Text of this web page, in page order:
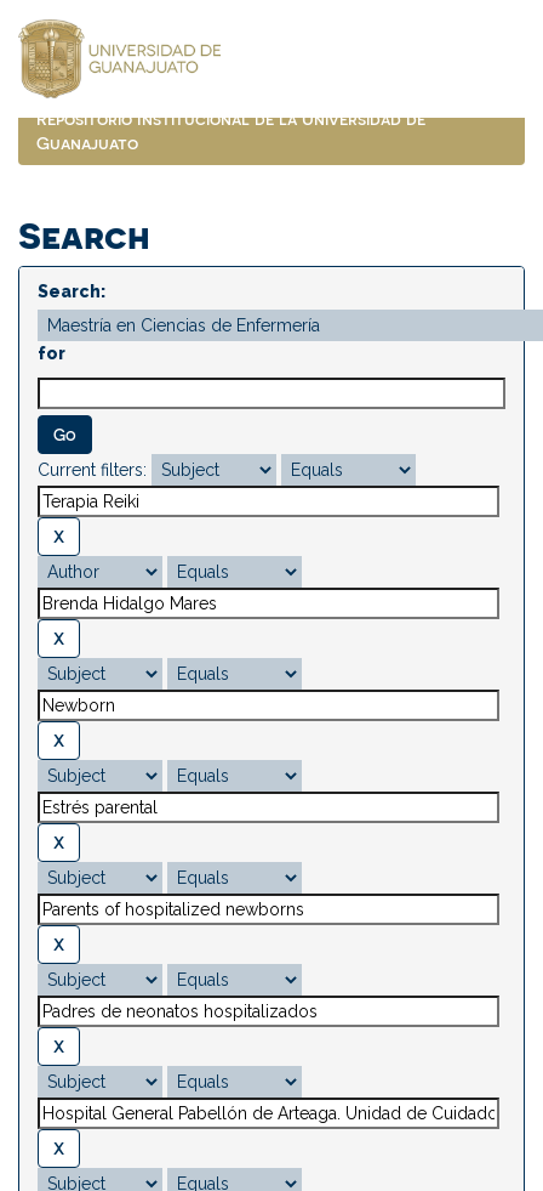
navigation
Repositorio Institucional de la Universidad de
Guanajuato
Search
Search:
for
Current filters: